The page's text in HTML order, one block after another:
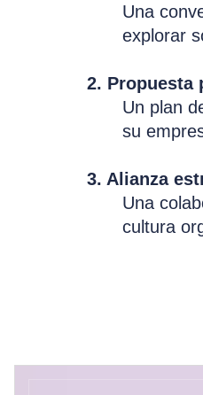
Una
explorar
2. Propuesta
Un plan
su
3. Alianza
Una
cultura